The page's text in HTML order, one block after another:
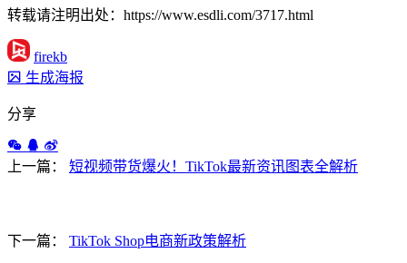
转载请注明出处：https://www.esdli.com/3717.html
firekb
生成海报
分享
上一篇： 短视频带货爆火！TikTok最新资讯图表全解析
下一篇： TikTok Shop电商新政策解析